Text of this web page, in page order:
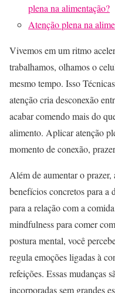
plena na alimentação?
Atenção plena na
Vivemos em um ritmo
trabalhamos, olhamos o
mesmo tempo. Isso
atenção cria desconexão
acabar comendo mais do
alimento. Aplicar atenção
momento de conexão,
Além de aumentar o prazer,
benefícios concretos para a
para a relação com a
mindfulness para comer
postura mental, você
regula emoções ligadas à
refeições. Essas mudanças
incorporadas sem grandes